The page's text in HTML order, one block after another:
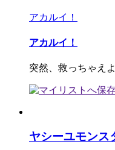
アカルイ！
アカルイ！
突然、救っちゃえよ
ヤシーユモンス